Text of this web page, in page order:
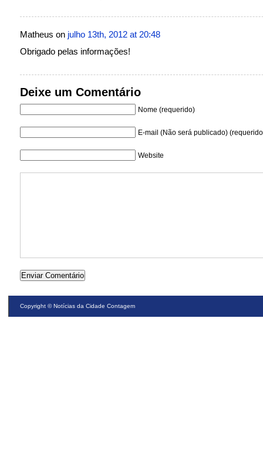
Matheus on julho 13th, 2012 at 20:48
Obrigado pelas informações!
Deixe um Comentário
Nome (requerido)
E-mail (Não será publicado)
Website
Copyright ©Notícias da Cidade Contagem